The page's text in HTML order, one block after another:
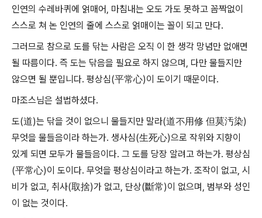
인연의 수레바퀴에 얽매어, 마침내는 오도 가도 못하고 꼼짝없이
스스로 쳐 논 인연의 줄에 스스로 얽매이는 꼴이 되고 만다.
그러므로 참으로 도를 닦는 사람은 오직 이 한 생각 망념만 없애면
될 따름이다. 즉 도는 닦음을 필요로 하지 않으며, 다만 물들지만
않으면 될 뿐입니다. 평상심(平常心)이 도이기 때문이다.
마조스님은 설법하셨다.
도(道)는 닦을 것이 없으니 물들지만 말라(道不用修 但莫汚染)
무엇을 물들음이라 하는가. 생사심(生死心)으로 작위와 지향이
있게 되면 모두가 물들음이다. 그 도를 당장 알려고 하는가. 평상심
(平常心)이 도이다. 무엇을 평상심이라고 하는가. 조작이 없고, 시
비가 없고, 취사(取捨)가 없고, 단상(斷常)이 없으며, 범부와 성인
이 없는 것이다.